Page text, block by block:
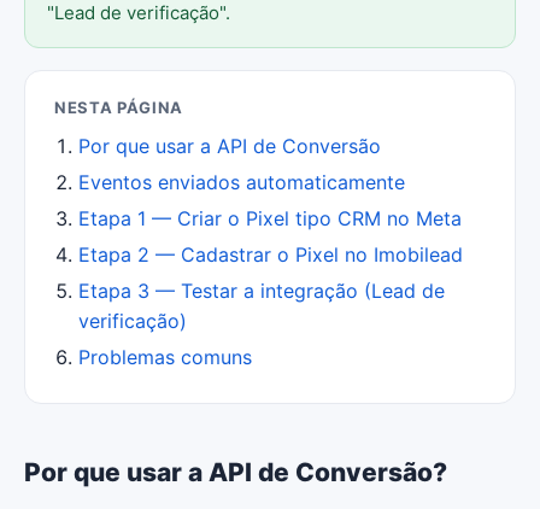
"Lead de verificação".
NESTA PÁGINA
Por que usar a API de Conversão
Eventos enviados automaticamente
Etapa 1 — Criar o Pixel tipo CRM no Meta
Etapa 2 — Cadastrar o Pixel no Imobilead
Etapa 3 — Testar a integração (Lead de
verificação)
Problemas comuns
Por que usar a API de Conversão?